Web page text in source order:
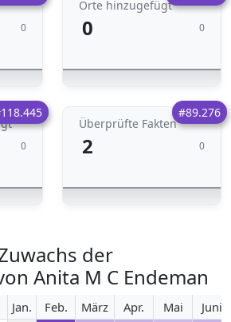
0
Orte hinzugefügt
0 0
0
#89.276
Überprüfte Fakten
2 0
der
Anita M C Endeman
Jan. Feb. März Apr. Mai Juni